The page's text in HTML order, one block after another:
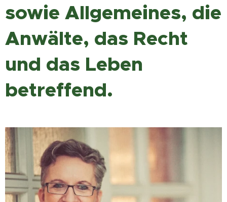
sowie Allgemeines, die
Anwälte, das Recht
und das Leben
betreffend.